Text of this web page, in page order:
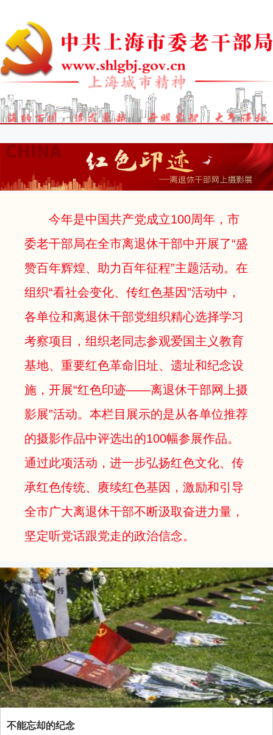
今年是中国共产党成立100周年，市
委老干部局在全市离退休干部中开展了“盛
赞百年辉煌、助力百年征程”主题活动。在
组织“看社会变化、传红色基因”活动中，
各单位和离退休干部党组织精心选择学习
考察项目，组织老同志参观爱国主义教育
基地、重要红色革命旧址、遗址和纪念设
施，开展“红色印迹——离退休干部网上摄
影展”活动。本栏目展示的是从各单位推荐
的摄影作品中评选出的100幅参展作品。
通过此项活动，进一步弘扬红色文化、传
承红色传统、赓续红色基因，激励和引导
全市广大离退休干部不断汲取奋进力量，
坚定听党话跟党走的政治信念。
不能忘却的纪念